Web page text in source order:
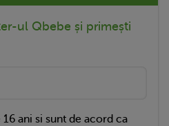
ul Qbebe și primești
ani si sunt de acord ca